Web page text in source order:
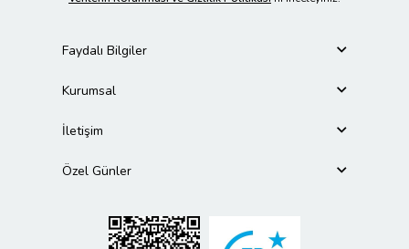
Faydalı Bilgiler
Kurumsal
İletişim
Özel Günler